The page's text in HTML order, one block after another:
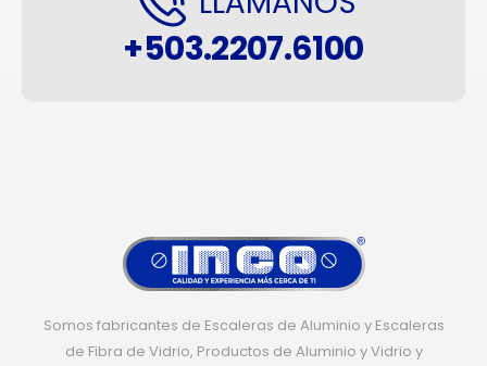
+503.2207.6100
Somos fabricantes de Escaleras de Aluminio y Escaleras
de Fibra de Vidrio, Productos de Aluminio y Vidrio y